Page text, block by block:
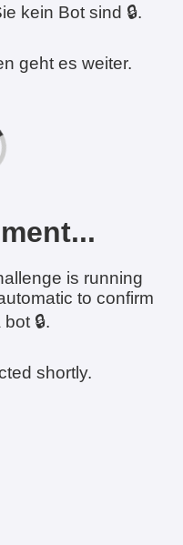
kein Bot sind 🔒.
geht es weiter.
is running
to confirm
🔒.
shortly.